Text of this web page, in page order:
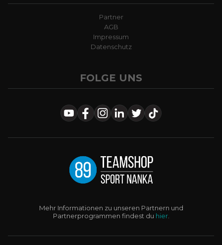
Partner
AGB
Impressum
Datenschutz
FOLGE UNS
Mehr Informationen zu unseren Partnern und
Partnerprogrammen findest du hier.